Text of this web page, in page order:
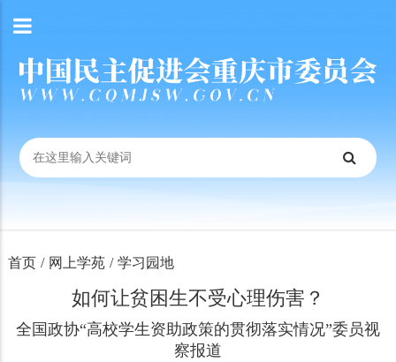
首页 / 网上学苑 / 学习园地
如何让贫困生不受心理伤害？
全国政协“高校学生资助政策的贯彻落实情况”委员视
察报道